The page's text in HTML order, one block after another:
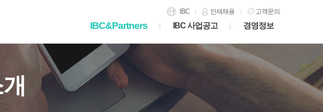
IBC 인재채용 고객문의
IBC&Partners IBC 사업공고 경영정보